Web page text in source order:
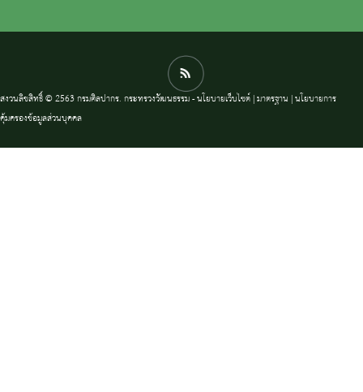
สงวนลิขสิทธิ์ © 2563 กรมศิลปากร. กระทรวงวัฒนธรรม -นโยบายเว็บไซต์|มาตรฐาน |นโยบายการ
คุ้มครองข้อมูลส่วนบุคคล